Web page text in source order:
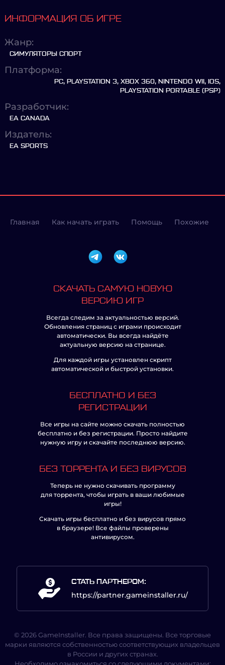
ИНФОРМАЦИЯ ОБ ИГРЕ
Жанр:
СИМУЛЯТОРЫ СПОРТ
Платформа:
PC, PLAYSTATION 3, XBOX 360, NINTENDO WII, IOS,
PLAYSTATION PORTABLE (PSP)
Разработчик:
EA CANADA
Издатель:
EA SPORTS
Главная Как начать играть Помощь Похожие
СКАЧАТЬ САМУЮ НОВУЮ
ВЕРСИЮ ИГР
Всегда следим за актуальностью версий.
Обновления страниц с играми происходит
автоматически. Вы всегда найдёте
актуальную версию на странице.
Для каждой игры установлен скрипт
автоматической и быстрой установки.
БЕСПЛАТНО И БЕЗ
РЕГИСТРАЦИИ
Все игры на сайте можно скачать полностью
бесплатно и без регистрации. Просто найдите
нужную игру и скачайте последнюю версию.
БЕЗ ТОРРЕНТА И БЕЗ ВИРУСОВ
Теперь не нужно скачивать программу
для торрента, чтобы играть в ваши любимые
игры!
Скачать игры бесплатно и без вирусов прямо
в браузере! Все файлы проверены
антивирусом.
СТАТЬ ПАРТНЕРОМ:
https://partner.gameinstaller.ru/
© 2026 GameInstaller. Все права защищены. Все торговые
марки являются собственностью соответствующих владельцев
в России и других странах.